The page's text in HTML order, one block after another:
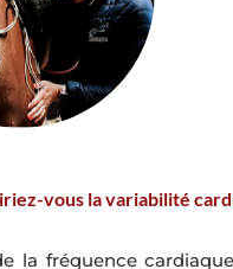
vous la variabilité
la fréquence